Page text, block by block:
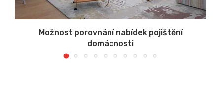
Možnost porovnání nabídek pojištění
domácnosti